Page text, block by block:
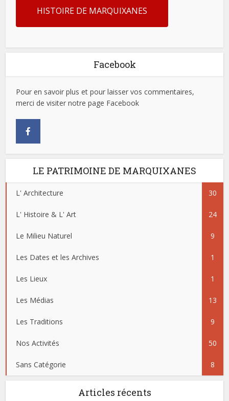
HISTOIRE DE MARQUIXANES
Facebook
Pour en savoir plus et pour laisser vos commentaires,
merci de visiter notre page Facebook
LE PATRIMOINE DE MARQUIXANES
L' Architecture 30
L' Histoire & L' Art 24
Le Milieu Naturel 9
Les Dates et les Archives 1
Les Lieux 1
Les Médias 13
Les Traditions 9
Nos Activités 50
Sans Catégorie 8
Articles récents